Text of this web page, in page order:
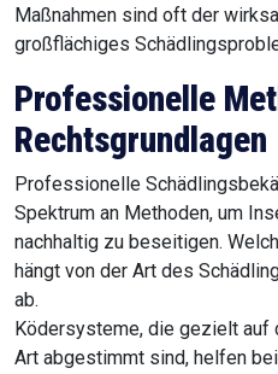
Maßnahmen sind oft der
großflächiges
Professionelle
Rechtsgrundlagen
Professionelle
Spektrum an Methoden, um
nachhaltig zu beseitigen.
hängt von der Art des
ab.
Ködersysteme, die gezielt auf
Art abgestimmt sind, helfen